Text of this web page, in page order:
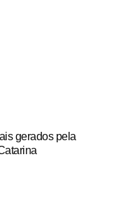
gerados pela